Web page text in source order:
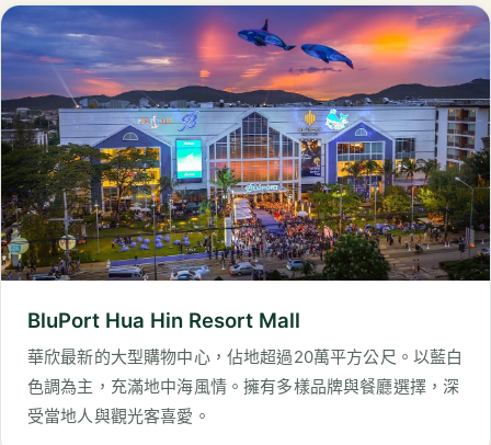
BluPort Hua Hin Resort Mall
華欣最新的大型購物中心，佔地超過20萬平方公尺。以藍白
色調為主，充滿地中海風情。擁有多樣品牌與餐廳選擇，深
受當地人與觀光客喜愛。